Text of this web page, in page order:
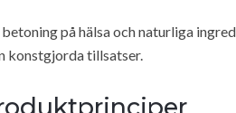
på hälsa och naturliga
konstgjorda tillsatser.